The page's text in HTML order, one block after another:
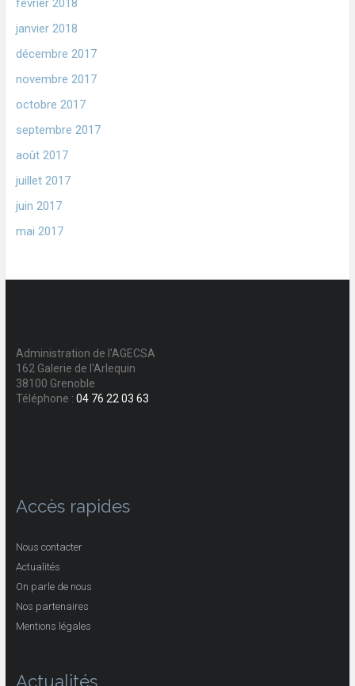
février 2018
janvier 2018
décembre 2017
novembre 2017
octobre 2017
septembre 2017
août 2017
juillet 2017
juin 2017
mai 2017
Administration de l'AGECSA
162 Galerie de l'Arlequin
38100 Grenoble
Téléphone : 04 76 22 03 63
Accès rapides
Nous contacter
Actualités
On parle de nous
Nos partenaires
Mentions légales
Actualités